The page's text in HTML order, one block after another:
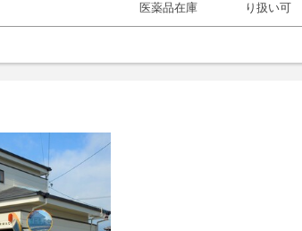
医薬品在庫 り扱い可